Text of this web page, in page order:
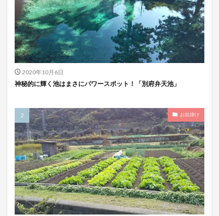
2020年10月6日
神秘的に輝く池はまさにパワースポット！「別府弁天池」
お出掛け